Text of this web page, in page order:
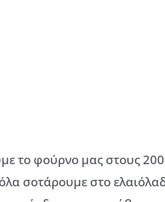
το φούρνο μας στους
σοτάρουμε στο